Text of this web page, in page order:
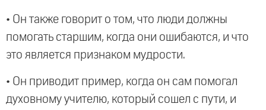
• Он также говорит о том, что люди должны
помогать старшим, когда они ошибаются, и что
это является признаком мудрости.
• Он приводит пример, когда он сам помогал
духовному учителю, который сошел с пути, и